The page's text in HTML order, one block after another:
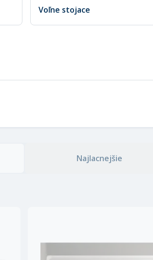
Voľne stojace
Najlacnejšie